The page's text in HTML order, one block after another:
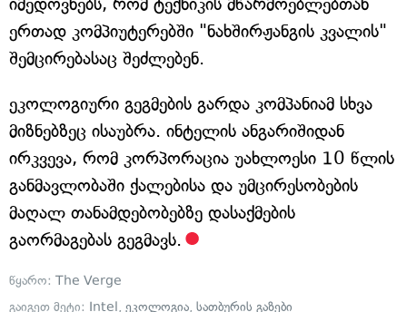
იმედოვნებს, რომ ტექნიკის მწარმოებლებთან
ერთად კომპიუტერებში "ნახშირჟანგის კვალის"
შემცირებასაც შეძლებენ.
ეკოლოგიური გეგმების გარდა კომპანიამ სხვა
მიზნებზეც ისაუბრა. ინტელის ანგარიშიდან
ირკვევა, რომ კორპორაცია უახლოესი 10 წლის
განმავლობაში ქალებისა და უმცირესობების
მაღალ თანამდებობებზე დასაქმების
გაორმაგებას გეგმავს.
წყარო: The Verge
გაიგეთ მეტი: Intel, ეკოლოგია, სათბურის გაზები